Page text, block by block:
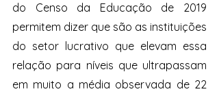
do Censo da Educação de 2019
permitem dizer que são as instituições
do setor lucrativo que elevam essa
relação para níveis que ultrapassam
em muito a média observada de 22